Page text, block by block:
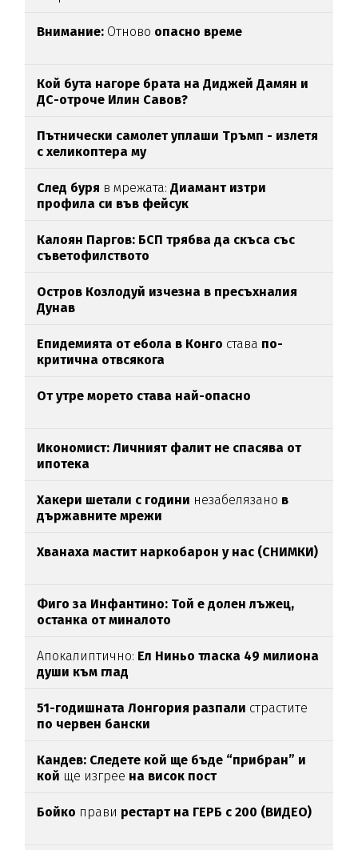
Внимание: Отново опасно време
Кой бута нагоре брата на Диджей Дамян и
ДС-отроче Илин Савов?
Пътнически самолет уплаши Тръмп - излетя
с хеликоптера му
След буря в мрежата:Диамант изтри
профила си във фейсук
Калоян Паргов: БСП трябва да скъса със
съветофилството
Остров Козлодуй изчезна в пресъхналия
Дунав
Епидемията от ебола в Конго става по-
критична отвсякога
От утре морето става най-опасно
Икономист: Личният фалит не спасява от
ипотека
Хакери шетали с години незабелязано в
държавните мрежи
Хванаха мастит наркобарон у нас (СНИМКИ)
Фиго за Инфантино: Той е долен лъжец,
останка от миналото
Апокалиптично: Ел Ниньо тласка 49 милиона
души към глад
51-годишната Лонгория разпали страстите
по червен бански
Кандев: Следете кой ще бъде “прибран” и
кой ще изгрее на висок пост
Бойко прави рестарт на ГЕРБ с 200 (ВИДЕО)